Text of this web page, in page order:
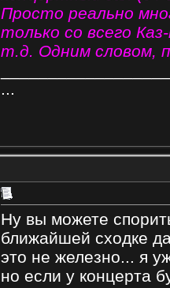
Просто реально
только со всего
т.д. Одним словом,
...
Ну вы можете
ближайшей сходке
это не железно... я
но если у концерта